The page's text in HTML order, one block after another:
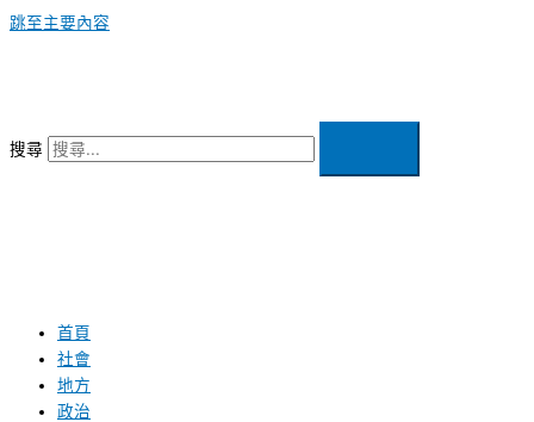
跳至主要內容
搜尋
首頁
社會
地方
政治